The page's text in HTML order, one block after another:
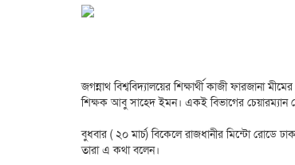
জগন্নাথ বিশ্ববিদ্যালয়ের শিক্ষার্থী কাজী ফারজানা
শিক্ষক আবু সাহেদ ইমন। একই বিভাগের চেয়ারম্যান
বুধবার ( ২০ মার্চ) বিকেলে রাজধানীর মিন্টো রোডে
তারা এ কথা বলেন।